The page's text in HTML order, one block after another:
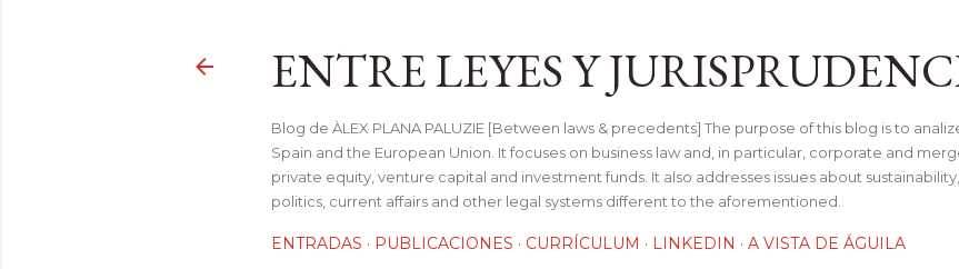
ENTRE LEYES Y
Blog de ÀLEX PLANA PALUZIE [Between laws & precedents] The purpose of this blog is to
Spain and the European Union. It focuses on business law and, in particular, corporate and
private equity, venture capital and investment funds. It also addresses issues about
politics, current affairs and other legal systems different to the aforementioned.
ENTRADAS PUBLICACIONES CURRÍCULUM LINKEDIN A VISTA DE ÁGUILA